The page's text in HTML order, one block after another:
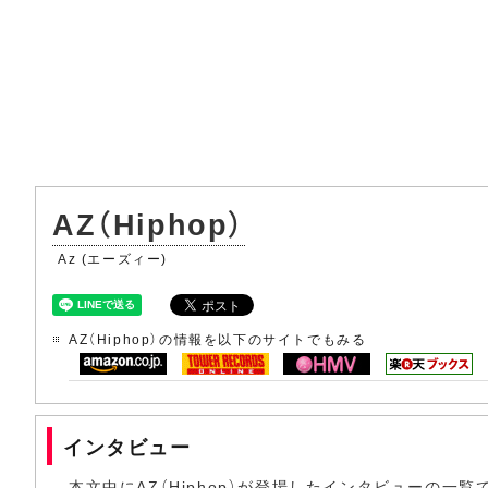
AZ（Hiphop）
Az (エーズィー)
AZ（Hiphop）の情報を以下のサイトでもみる
インタビュー